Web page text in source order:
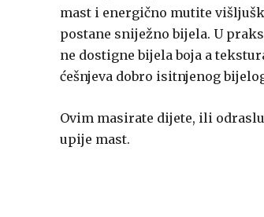
mast i energično mutite
postane sniježno bijela. U
ne dostigne bijela boja a
ćešnjeva dobro isitnjenog
Ovim masirate dijete, ili
upije mast.